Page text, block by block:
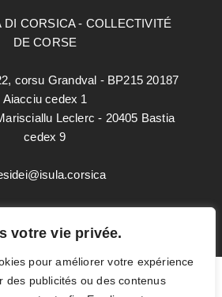
votre vie privée.
pour améliorer votre expérience
des publicités ou des contenus
DI CORSICA - COLLECTIVITÉ
DE CORSE
corsu Grandval - BP215 20187
Aiacciu cedex 1
Leclerc - 20405 Bastia
cedex 9